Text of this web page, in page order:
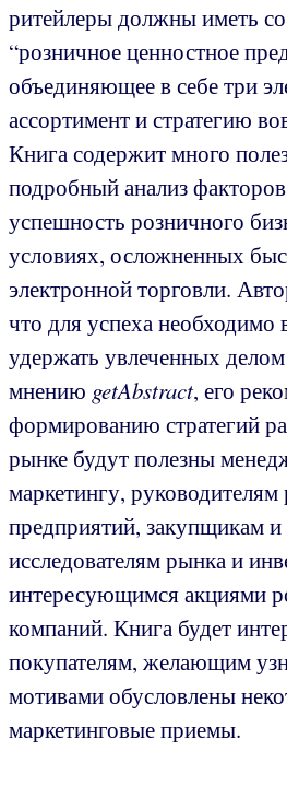
ритейлеры должны иметь
“розничное ценностное
объединяющее в себе три
ассортимент и стратегию
Книга содержит много
подробный анализ
успешность розничного
условиях, осложненных
электронной торговли.
что для успеха необходимо
удержать увлеченных
мнению getAbstract, его
формированию стратегий
рынке будут полезны
маркетингу,
предприятий, закупщикам
исследователям рынка и
интересующимся акциями
компаний. Книга будет
покупателям, желающим
мотивами обусловлены
маркетинговые приемы.